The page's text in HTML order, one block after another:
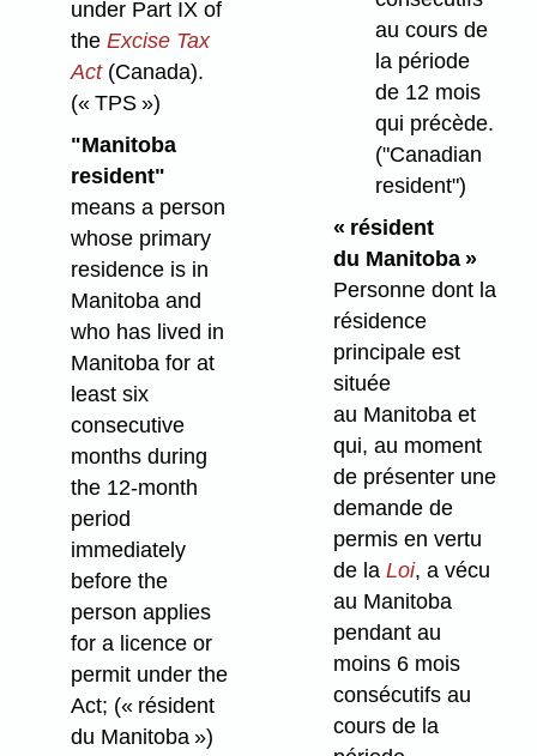
under Part IX of
the Excise Tax
Act(Canada).
(« TPS »)
"Manitoba
resident"
means a person
whose primary
residence is in
Manitoba and
who has lived in
Manitoba for at
least six
consecutive
months during
the 12-month
period
immediately
before the
person applies
for a licence or
permit under the
Act; (« résident
du Manitoba »)
au cours de
la période
de 12 mois
qui précède.
("Canadian
resident")
« résident
du Manitoba »
Personne dont la
résidence
principale est
située
au Manitoba et
qui, au moment
de présenter une
demande de
permis en vertu
de la Loi, a vécu
au Manitoba
pendant au
moins 6 mois
consécutifs au
cours de la